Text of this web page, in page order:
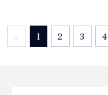
« 1 2 3 4